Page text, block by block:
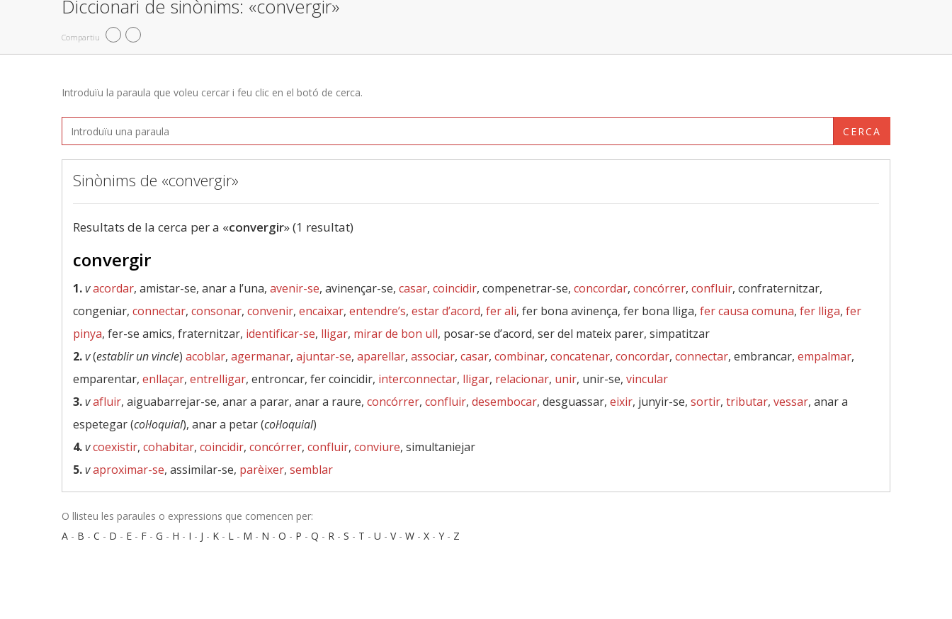
Diccionari de sinònims: «convergir»
Compartiu
Introduïu la paraula que voleu cercar i feu clic en el botó de cerca.
CERCA
Sinònims de «convergir»
Resultats de la cerca per a «convergir» (1 resultat)
convergir
1.vacordar, amistar-se, anar a l’una, avenir-se, avinençar-se, casar, coincidir, compenetrar-se, concordar, concórrer, confluir, confraternitzar,
congeniar, connectar, consonar, convenir, encaixar, entendre’s, estar d’acord, fer ali, fer bona avinença, fer bona lliga, fer causa comuna, fer lliga, fer
pinya, fer-se amics, fraternitzar, identificar-se, lligar, mirar de bon ull, posar-se d’acord, ser del mateix parer, simpatitzar
2.v(establir un vincle) acoblar, agermanar, ajuntar-se, aparellar, associar, casar, combinar, concatenar, concordar, connectar, embrancar, empalmar,
emparentar, enllaçar, entrelligar, entroncar, fer coincidir, interconnectar, lligar, relacionar, unir, unir-se, vincular
3.vafluir, aiguabarrejar-se, anar a parar, anar a raure, concórrer, confluir, desembocar, desguassar, eixir, junyir-se, sortir, tributar, vessar, anar a
espetegar (col·loquial), anar a petar (col·loquial)
4.vcoexistir, cohabitar, coincidir, concórrer, confluir, conviure, simultaniejar
5.vaproximar-se, assimilar-se, parèixer, semblar
O llisteu les paraules o expressions que comencen per:
A - B - C - D - E - F - G - H - I - J - K - L - M - N - O - P - Q - R - S - T - U - V- W - X - Y - Z